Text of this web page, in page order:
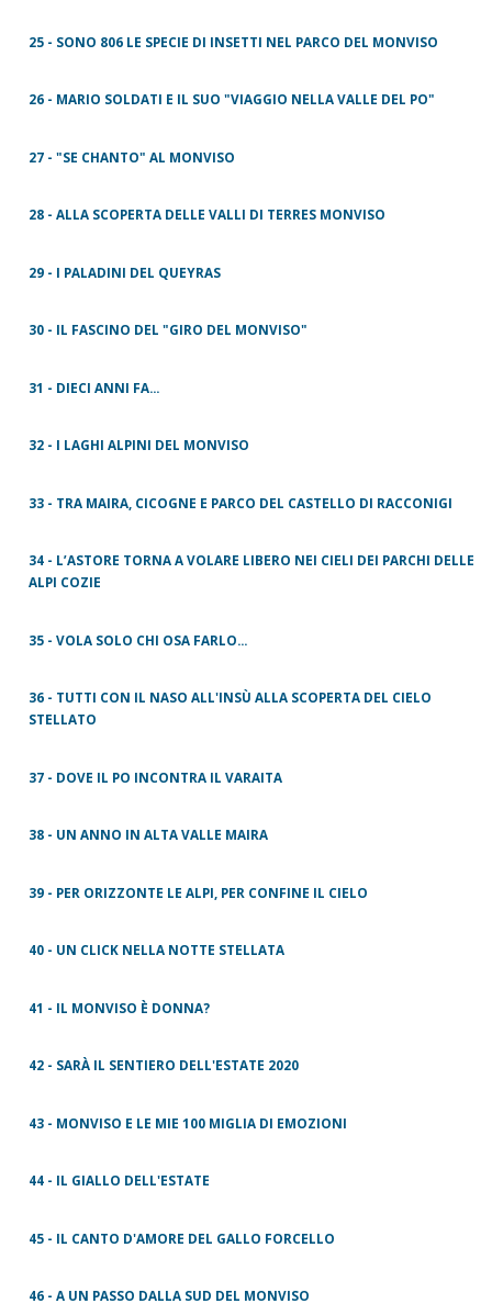
25 - SONO 806 LE SPECIE DI INSETTI NEL PARCO DEL MONVISO
26 - MARIO SOLDATI E IL SUO "VIAGGIO NELLA VALLE DEL PO"
27 - "SE CHANTO" AL MONVISO
28 - ALLA SCOPERTA DELLE VALLI DI TERRES MONVISO
29 - I PALADINI DEL QUEYRAS
30 - IL FASCINO DEL "GIRO DEL MONVISO"
31 - DIECI ANNI FA...
32 - I LAGHI ALPINI DEL MONVISO
33 - TRA MAIRA, CICOGNE E PARCO DEL CASTELLO DI RACCONIGI
34 - L’ASTORE TORNA A VOLARE LIBERO NEI CIELI DEI PARCHI DELLE
ALPI COZIE
35 - VOLA SOLO CHI OSA FARLO...
36 - TUTTI CON IL NASO ALL'INSÙ ALLA SCOPERTA DEL CIELO
STELLATO
37 - DOVE IL PO INCONTRA IL VARAITA
38 - UN ANNO IN ALTA VALLE MAIRA
39 - PER ORIZZONTE LE ALPI, PER CONFINE IL CIELO
40 - UN CLICK NELLA NOTTE STELLATA
41 - IL MONVISO È DONNA?
42 - SARÀ IL SENTIERO DELL'ESTATE 2020
43 - MONVISO E LE MIE 100 MIGLIA DI EMOZIONI
44 - IL GIALLO DELL'ESTATE
45 - IL CANTO D'AMORE DEL GALLO FORCELLO
46 - A UN PASSO DALLA SUD DEL MONVISO